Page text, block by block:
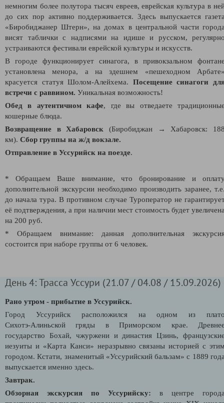
немногим более полутора тысяч евреев, еврейская культура в
до сих пор активно поддерживается. Здесь выпускается
«Биробиджанер Штерн», на домах в центральной части
висят таблички с надписями на идише и русском,
устраиваются фестивали еврейской культуры и искусств.
В городе функционирует синагога, в привокзальном
установлена менора, а на здешнем «пешеходном
красуется статуя Шолом-Алейхема. Посещение синагоги
встречи с раввином. Уникальная возможность!
Обед в аутентичном кафе, где вы отведаете
кошерные блюда.
Возвращение в Хабаровск (Биробиджан →
Хабаровск:
км). Сбор группы на ж/д вокзале.
Отправление в Уссурийск на поезде.
* Обращаем Ваше внимание, что бронирование и
дополнительной экскурсии необходимо производить заранее,
до начала тура. В противном случае Туроператор не
её подтверждения, а при наличии мест стоимость будет
на 200 руб.
* Обращаем внимание: данная дополнительная
состоится при наборе группы от 6 человек.
День 4: Трасса Уссури (21.07 / 04.08 / 15.09.2026)
Рано утром - прибытие в Уссурийск.
Город Уссурийск расположился на одном из
Сихотэ‑Алиньской гряды в Приморском крае.
государство Бохай, чжуржени и династия Цзинь,
иезуиты и «Карта Канси» неразрывно связаны историей с
городом. Кстати, знаменитый «Уссурийский бальзам» с 1889
выпускается именно здесь.
Завтрак.
Обзорная экскурсия по Уссурийску: в центре